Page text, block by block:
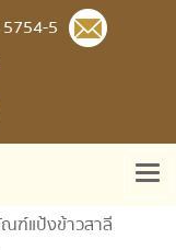
5
ฑ์แป้งข้าวสาลี